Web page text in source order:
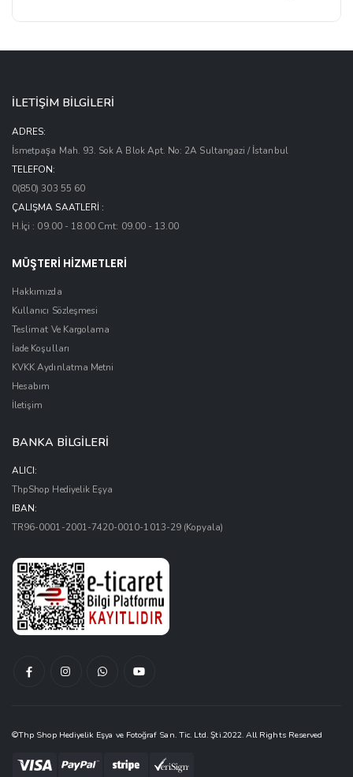
İLETİŞİM BİLGİLERİ
ADRES:
İsmetpaşa Mah. 93. Sok A Blok Apt. No: 2A Sultangazi / İstanbul
TELEFON:
0(850) 303 55 60
ÇALIŞMA SAATLERI :
H.İçi : 09.00 - 18.00 Cmt: 09.00 - 13.00
MÜŞTERİ HİZMETLERİ
Hakkımızda
Kullanıcı Sözleşmesi
Teslimat Ve Kargolama
İade Koşulları
KVKK Aydınlatma Metni
Hesabım
İletişim
BANKA BİLGİLERİ
ALICI:
ThpShop Hediyelik Eşya
IBAN:
TR96-0001-2001-7420-0010-1013-29(Kopyala)
©Thp Shop Hediyelik Eşya ve Fotoğraf San. Tic. Ltd. Şti.2022. All Rights Reserved